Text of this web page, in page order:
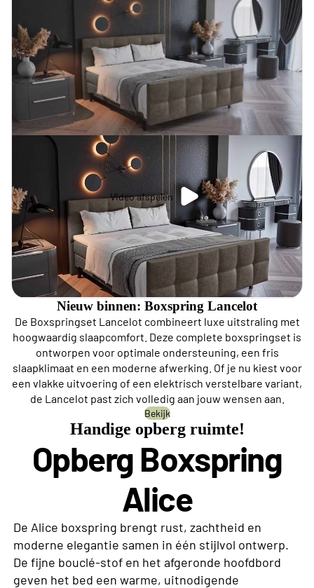
Video afspelen
Nieuw binnen: Boxspring Lancelot
De Boxspringset Lancelot combineert luxe uitstraling met
hoogwaardig slaapcomfort. Deze complete boxspringset is
ontworpen voor optimale ondersteuning, een fris
slaapklimaat en een moderne afwerking. Of je nu kiest voor
een vlakke uitvoering of een elektrisch verstelbare variant,
de Lancelot past zich volledig aan jouw wensen aan.
Bekijk
Handige opberg ruimte!
Opberg Boxspring
Alice
De Alice boxspring brengt rust, zachtheid en
moderne elegantie samen in één stijlvol ontwerp.
De fijne bouclé-stof en het afgeronde hoofdbord
geven het bed een warme, uitnodigende